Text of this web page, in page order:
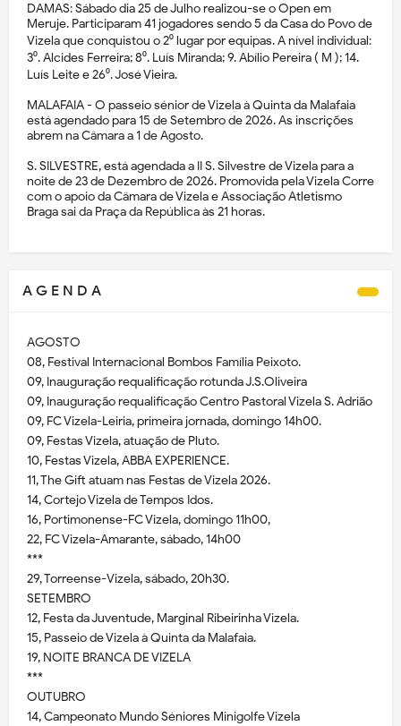
DAMAS: Sábado dia 25 de Julho realizou-se o Open em
Meruje. Participaram 41 jogadores sendo 5 da Casa do Povo de
Vizela que conquistou o 2⁰ lugar por equipas. A nível individual:
3⁰. Alcides Ferreira; 8⁰. Luís Miranda; 9. Abílio Pereira ( M ); 14.
Luís Leite e 26⁰. José Vieira.
MALAFAIA - O passeio sénior de Vizela à Quinta da Malafaia
está agendado para 15 de Setembro de 2026. As inscrições
abrem na Câmara a 1 de Agosto.
S. SILVESTRE, está agendada a II S. Silvestre de Vizela para a
noite de 23 de Dezembro de 2026. Promovida pela Vizela Corre
com o apoio da Câmara de Vizela e Associação Atletismo
Braga sai da Praça da República às 21 horas.
A G E N D A
AGOSTO
08, Festival Internacional Bombos Família Peixoto.
09, Inauguração requalificação rotunda J.S.Oliveira
09, Inauguração requalificação Centro Pastoral Vizela S. Adrião
09, FC Vizela-Leiria, primeira jornada, domingo 14h00.
09, Festas Vizela, atuação de Pluto.
10, Festas Vizela, ABBA EXPERIENCE.
11, The Gift atuam nas Festas de Vizela 2026.
14, Cortejo Vizela de Tempos Idos.
16, Portimonense-FC Vizela, domingo 11h00,
22, FC Vizela-Amarante, sábado, 14h00
***
29, Torreense-Vizela, sábado, 20h30.
SETEMBRO
12, Festa da Juventude, Marginal Ribeirinha Vizela.
15, Passeio de Vizela à Quinta da Malafaia.
19, NOITE BRANCA DE VIZELA
***
OUTUBRO
14, Campeonato Mundo Séniores Minigolfe Vizela